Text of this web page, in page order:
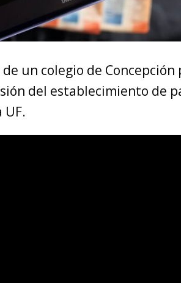
un colegio de
del establecimiento de
UF.